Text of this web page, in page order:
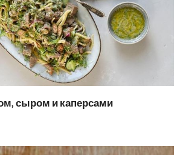
сыром и каперсами